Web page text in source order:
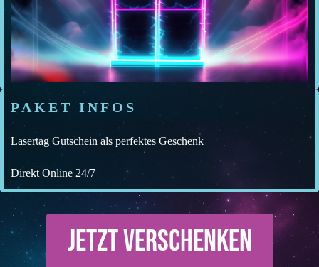
PAKET INFOS
Lasertag Gutschein als perfektes Geschenk
Direkt Online 24/7
JETZT VERSCHENKEN